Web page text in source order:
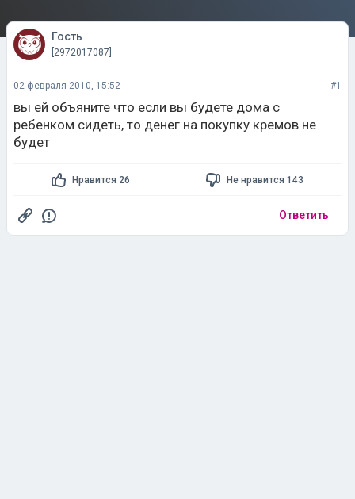
Гость
[2972017087]
02 февраля 2010, 15:52 #1
вы ей объяните что если вы будете дома с
ребенком сидеть, то денег на покупку кремов не
будет
Нравится 26 Не нравится 143
Ответить